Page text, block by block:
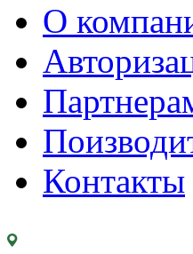
О
Контакты